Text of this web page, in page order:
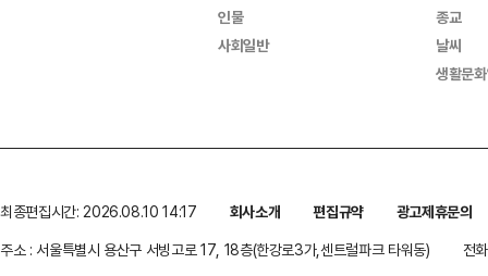
인물
사회일반
종교
날씨
생활문
최종편집시간: 2026.08.10 14:17 회사소개 편집규약
광고제휴문의
주소 : 서울특별시 용산구 서빙고로 17, 18층(한강로3가,센트럴파크 타워동)
전